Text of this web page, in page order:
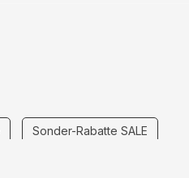
Sonder-Rabatte SALE